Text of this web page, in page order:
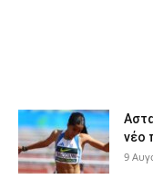
νέο
9